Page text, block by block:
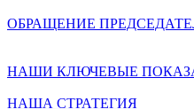
ОБРАЩЕНИЕ
НАШИ КЛЮЧЕВЫЕ
НАША СТРАТЕГИЯ